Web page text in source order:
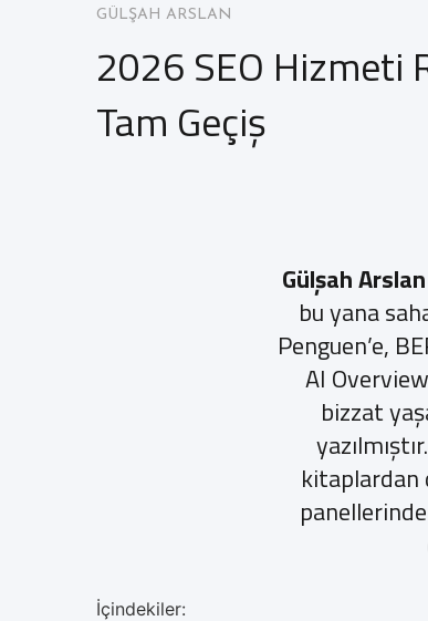
GÜLŞAH ARSLAN
2026 SEO Hizmeti
Tam Geçiş
Gülşah
bu yana
Penguen’e,
AI
bizzat
kitaplardan
İçindekiler: